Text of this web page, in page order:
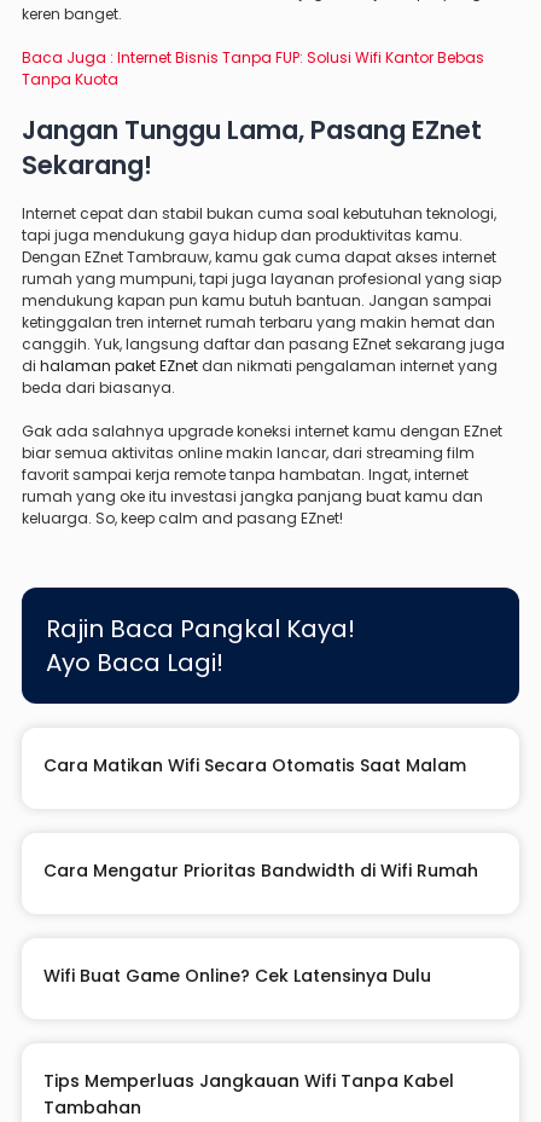
keren banget.
Baca Juga : Internet Bisnis Tanpa FUP: Solusi Wifi Kantor Bebas
Tanpa Kuota
Jangan Tunggu Lama, Pasang EZnet
Sekarang!
Internet cepat dan stabil bukan cuma soal kebutuhan teknologi,
tapi juga mendukung gaya hidup dan produktivitas kamu.
Dengan EZnet Tambrauw, kamu gak cuma dapat akses internet
rumah yang mumpuni, tapi juga layanan profesional yang siap
mendukung kapan pun kamu butuh bantuan. Jangan sampai
ketinggalan tren internet rumah terbaru yang makin hemat dan
canggih. Yuk, langsung daftar dan pasang EZnet sekarang juga
di halaman paket EZnetdan nikmati pengalaman internet yang
beda dari biasanya.
Gak ada salahnya upgrade koneksi internet kamu dengan EZnet
biar semua aktivitas online makin lancar, dari streaming film
favorit sampai kerja remote tanpa hambatan. Ingat, internet
rumah yang oke itu investasi jangka panjang buat kamu dan
keluarga. So, keep calm and pasang EZnet!
Rajin Baca Pangkal Kaya!
Ayo Baca Lagi!
Cara Matikan Wifi Secara Otomatis Saat Malam
Cara Mengatur Prioritas Bandwidth di Wifi Rumah
Wifi Buat Game Online? Cek Latensinya Dulu
Tips Memperluas Jangkauan Wifi Tanpa Kabel
Tambahan